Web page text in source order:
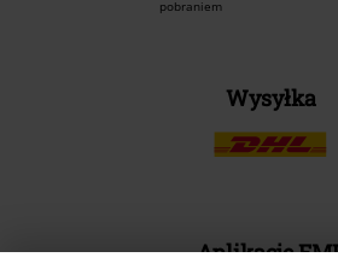
pobraniem
Wysyłka
Aplikację